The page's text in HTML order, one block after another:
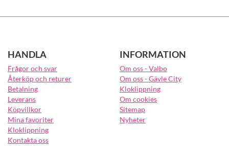
HANDLA
Frågor och svar
Återköp och returer
Betalning
Leverans
Köpvillkor
Mina favoriter
Kloklippning
Kontakta oss
INFORMATION
Om oss - Valbo
Om oss - Gävle City
Kloklippning
Om cookies
Sitemap
Nyheter